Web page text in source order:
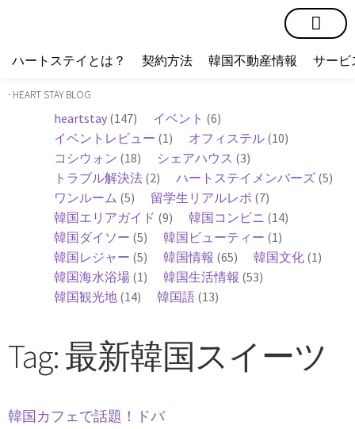
ハートステイとは？ 契約方法 韓国不動産情報 サービ
· HEART STAY BLOG
heartstay (147) イベント (6)
イベントレビュー (1) オフィステル (10)
コシウォン (18) シェアハウス (3)
トラブル解決法 (2) ハートステイメンバーズ (5)
ワンルーム (5) 留学生リアルレポ (7)
韓国エリアガイド (9) 韓国コンビニ (14)
韓国ダイソー (5) 韓国ビューティー (1)
韓国レジャー (5) 韓国情報 (65) 韓国文化 (1)
韓国海水浴場 (1) 韓国生活情報 (53)
韓国観光地 (14) 韓国語 (13)
Tag: 最新韓国スイーツ
韓国カフェで話題！ドバ